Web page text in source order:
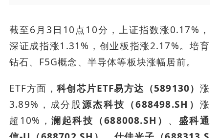
截至6月3日10点10分，上证指数涨0.17%，
深证成指涨1.31%，创业板指涨2.17%。培育
钻石、F5G概念、半导体等板块涨幅居前。
ETF方面，科创芯片ETF易方达（589130） 涨
3.89%，成分股源杰科技（688498.SH） 涨
超10%，澜起科技（688008.SH） 、 盛科通